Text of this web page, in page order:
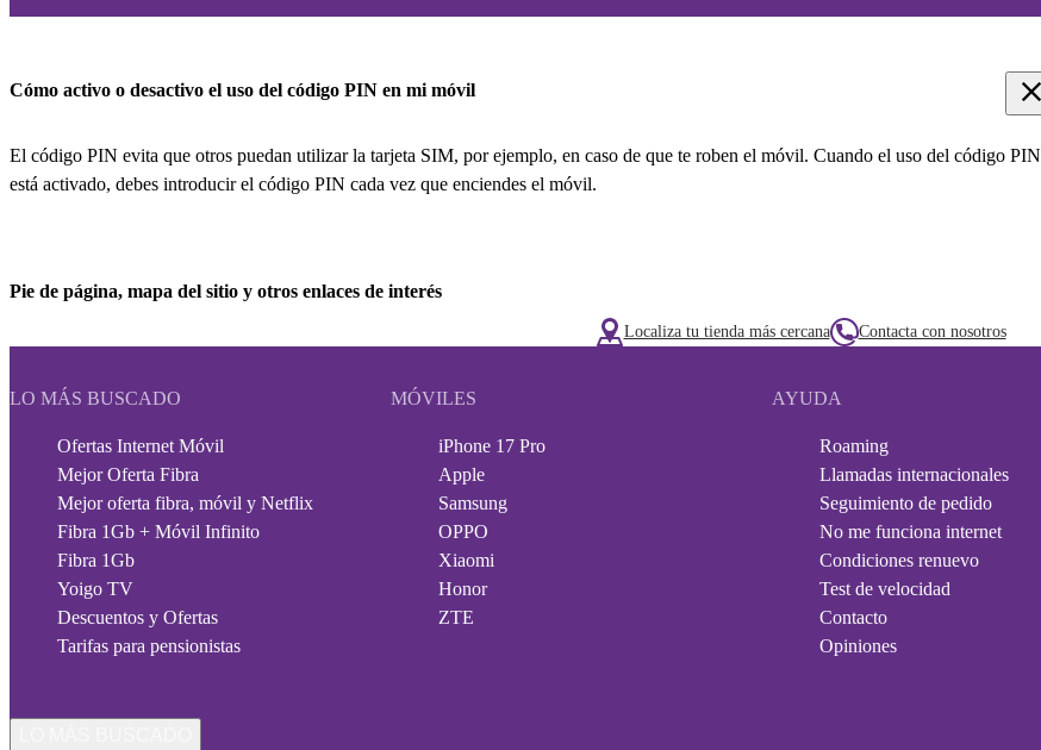
Cómo activo o desactivo el uso del código PIN en mi móvil
El código PIN evita que otros puedan utilizar la tarjeta SIM, por ejemplo, en caso de que te roben el móvil. Cuando el uso del código PIN
está activado, debes introducir el código PIN cada vez que enciendes el móvil.
Pie de página, mapa del sitio y otros enlaces de interés
Localiza tu tienda más cercana Contacta con nosotros
LO MÁS BUSCADO
Ofertas Internet Móvil
Mejor Oferta Fibra
Mejor oferta fibra, móvil y Netflix
Fibra 1Gb + Móvil Infinito
Fibra 1Gb
Yoigo TV
Descuentos y Ofertas
Tarifas para pensionistas
MÓVILES
iPhone 17 Pro
Apple
Samsung
OPPO
Xiaomi
Honor
ZTE
AYUDA
Roaming
Llamadas internacionales
Seguimiento de pedido
No me funciona internet
Condiciones renuevo
Test de velocidad
Contacto
Opiniones